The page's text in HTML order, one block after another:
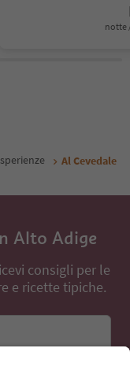
notte
Al Cevedale
Alto Adige
consigli per le
e ricette tipiche.